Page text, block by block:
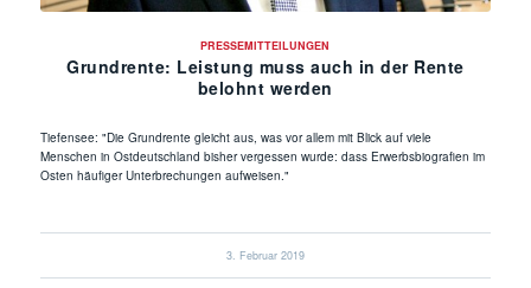
PRESSEMITTEILUNGEN
Grundrente: Leistung muss auch in der Rente
belohnt werden
Tiefensee: "Die Grundrente gleicht aus, was vor allem mit Blick auf viele
Menschen in Ostdeutschland bisher vergessen wurde: dass Erwerbsbiografien im
Osten häufiger Unterbrechungen aufweisen."
3. Februar 2019